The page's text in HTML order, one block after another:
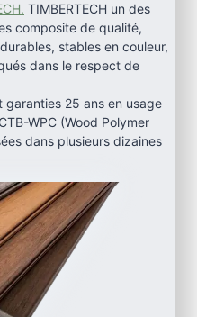
TIMBERTECH un des
composite de qualité,
stables en couleur,
dans le respect de
garanties 25 ans en usage
WPC (Wood Polymer
dans plusieurs dizaines